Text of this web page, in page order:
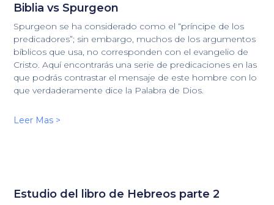
Biblia vs Spurgeon
Spurgeon se ha considerado como el “príncipe de los
predicadores”; sin embargo, muchos de los argumentos
bíblicos que usa, no corresponden con el evangelio de
Cristo. Aquí encontrarás una serie de predicaciones en las
que podrás contrastar el mensaje de este hombre con lo
que verdaderamente dice la Palabra de Dios.
Leer Mas >
Estudio del libro de Hebreos parte 2